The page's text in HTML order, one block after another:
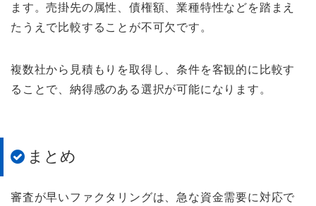
ます。売掛先の属性、債権額、業種特性などを踏まえ
たうえで比較することが不可欠です。
複数社から見積もりを取得し、条件を客観的に比較す
ることで、納得感のある選択が可能になります。
まとめ
審査が早いファクタリングは、急な資金需要に対応で